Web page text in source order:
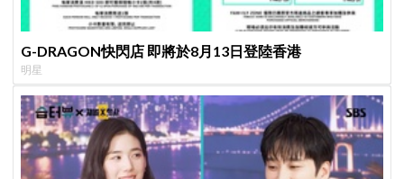
G-DRAGON快閃店 即將於8月13日登陸香港
明星